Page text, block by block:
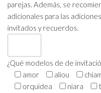
parejas. Además, se
adicionales para las
invitados y recuerdos.
¿Qué modelos de de
amor
aliou
orquídea
niara